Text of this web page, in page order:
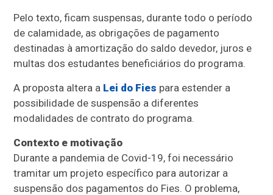
Pelo texto, ficam suspensas, durante todo o período
de calamidade, as obrigações de pagamento
destinadas à amortização do saldo devedor, juros e
multas dos estudantes beneficiários do programa.
A proposta altera a Lei do Fies para estender a
possibilidade de suspensão a diferentes
modalidades de contrato do programa.
Contexto e motivação
Durante a pandemia de Covid-19, foi necessário
tramitar um projeto específico para autorizar a
suspensão dos pagamentos do Fies. O problema,